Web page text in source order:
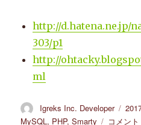
http://d.hatena.ne.jp/
303/p1
http://
ml
投
稿
Igreks Inc. Developer
投
稿
MySQL, PHP,Smarty
EC-
コメント